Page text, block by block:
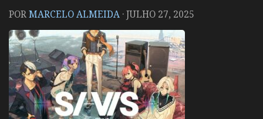
PORMARCELO ALMEIDA ·JULHO 27, 2025